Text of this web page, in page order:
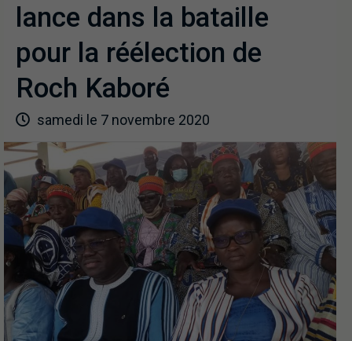
lance dans la bataille
pour la réélection de
Roch Kaboré
samedi le 7 novembre 2020